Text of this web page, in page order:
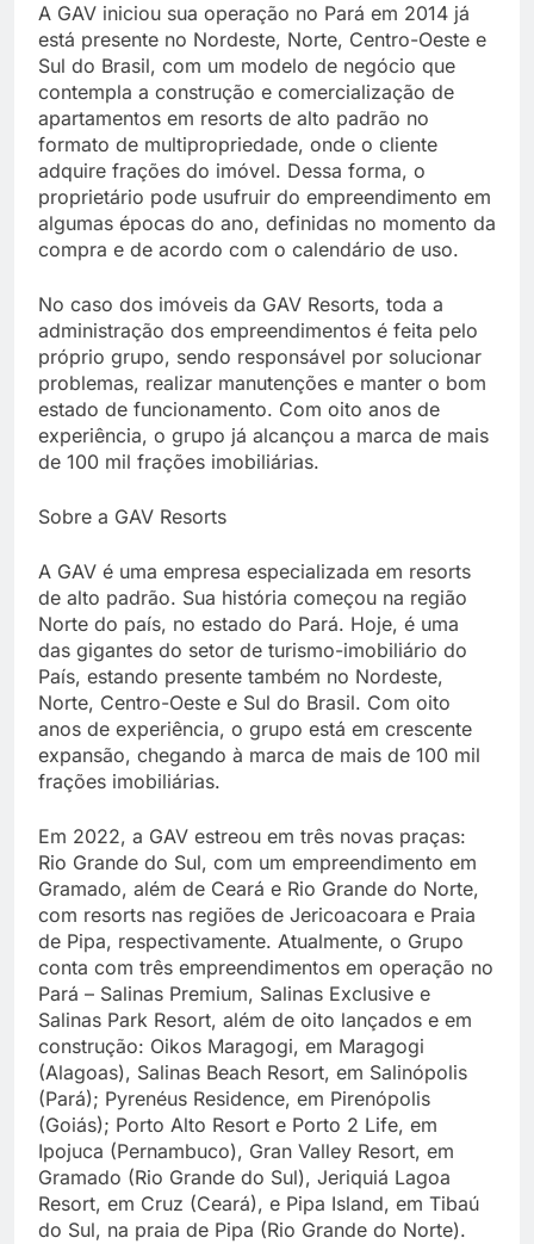
A GAV iniciou sua operação no Pará em 2014 já
está presente no Nordeste, Norte, Centro-Oeste e
Sul do Brasil, com um modelo de negócio que
contempla a construção e comercialização de
apartamentos em resorts de alto padrão no
formato de multipropriedade, onde o cliente
adquire frações do imóvel. Dessa forma, o
proprietário pode usufruir do empreendimento em
algumas épocas do ano, definidas no momento da
compra e de acordo com o calendário de uso.
No caso dos imóveis da GAV Resorts, toda a
administração dos empreendimentos é feita pelo
próprio grupo, sendo responsável por solucionar
problemas, realizar manutenções e manter o bom
estado de funcionamento. Com oito anos de
experiência, o grupo já alcançou a marca de mais
de 100 mil frações imobiliárias.
Sobre a GAV Resorts
A GAV é uma empresa especializada em resorts
de alto padrão. Sua história começou na região
Norte do país, no estado do Pará. Hoje, é uma
das gigantes do setor de turismo-imobiliário do
País, estando presente também no Nordeste,
Norte, Centro-Oeste e Sul do Brasil. Com oito
anos de experiência, o grupo está em crescente
expansão, chegando à marca de mais de 100 mil
frações imobiliárias.
Em 2022, a GAV estreou em três novas praças:
Rio Grande do Sul, com um empreendimento em
Gramado, além de Ceará e Rio Grande do Norte,
com resorts nas regiões de Jericoacoara e Praia
de Pipa, respectivamente. Atualmente, o Grupo
conta com três empreendimentos em operação no
Pará – Salinas Premium, Salinas Exclusive e
Salinas Park Resort, além de oito lançados e em
construção: Oikos Maragogi, em Maragogi
(Alagoas), Salinas Beach Resort, em Salinópolis
(Pará); Pyrenéus Residence, em Pirenópolis
(Goiás); Porto Alto Resort e Porto 2 Life, em
Ipojuca (Pernambuco), Gran Valley Resort, em
Gramado (Rio Grande do Sul), Jeriquiá Lagoa
Resort, em Cruz (Ceará), e Pipa Island, em Tibaú
do Sul, na praia de Pipa (Rio Grande do Norte).